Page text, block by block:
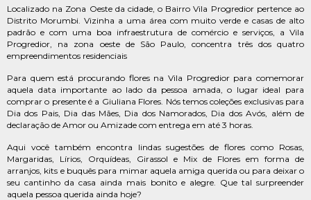
Localizado na Zona Oeste da cidade, o Bairro Vila Progredior pertence ao
Distrito Morumbi. Vizinha a uma área com muito verde e casas de alto
padrão e com uma boa infraestrutura de comércio e serviços, a Vila
Progredior, na zona oeste de São Paulo, concentra três dos quatro
empreendimentos residenciais
Para quem está procurando flores na Vila Progredior para comemorar
aquela data importante ao lado da pessoa amada, o lugar ideal para
comprar o presente é a Giuliana Flores. Nós temos coleções exclusivas para
Dia dos Pais, Dia das Mães, Dia dos Namorados, Dia dos Avós, além de
declaração de Amor ou Amizade com entrega em até 3 horas.
Aqui você também encontra lindas sugestões de flores como Rosas,
Margaridas, Lírios, Orquídeas, Girassol e Mix de Flores em forma de
arranjos, kits e buquês para mimar aquela amiga querida ou para deixar o
seu cantinho da casa ainda mais bonito e alegre. Que tal surpreender
aquela pessoa querida ainda hoje?